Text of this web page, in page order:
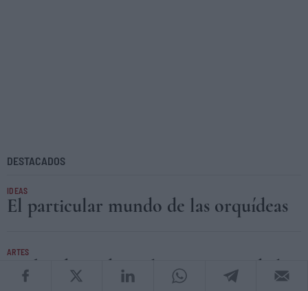
DESTACADOS
IDEAS
El particular mundo de las orquídeas
ARTES
Richard Avedon y la resistencia de lo